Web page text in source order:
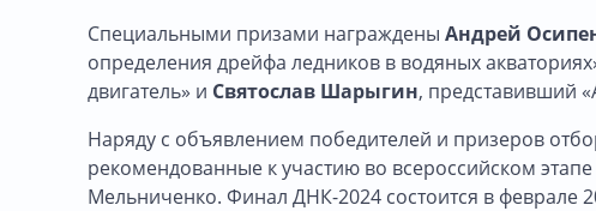
Специальными призами награждены Андрей
определения дрейфа ледников в водяных
двигатель» и Святослав Шарыгин, представивший
Наряду с объявлением победителей и призеров
рекомендованные к участию во всероссийском
Мельниченко. Финал ДНК-2024 состоится в феврале